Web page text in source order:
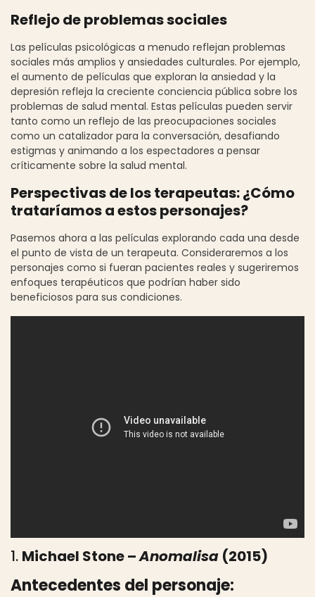
Reflejo de problemas sociales
Las películas psicológicas a menudo reflejan problemas
sociales más amplios y ansiedades culturales. Por ejemplo,
el aumento de películas que exploran la ansiedad y la
depresión refleja la creciente conciencia pública sobre los
problemas de salud mental. Estas películas pueden servir
tanto como un reflejo de las preocupaciones sociales
como un catalizador para la conversación, desafiando
estigmas y animando a los espectadores a pensar
críticamente sobre la salud mental.
Perspectivas de los terapeutas: ¿Cómo
trataríamos a estos personajes?
Pasemos ahora a las películas explorando cada una desde
el punto de vista de un terapeuta. Consideraremos a los
personajes como si fueran pacientes reales y sugeriremos
enfoques terapéuticos que podrían haber sido
beneficiosos para sus condiciones.
1. Michael Stone –Anomalisa (2015)
Antecedentes del personaje: